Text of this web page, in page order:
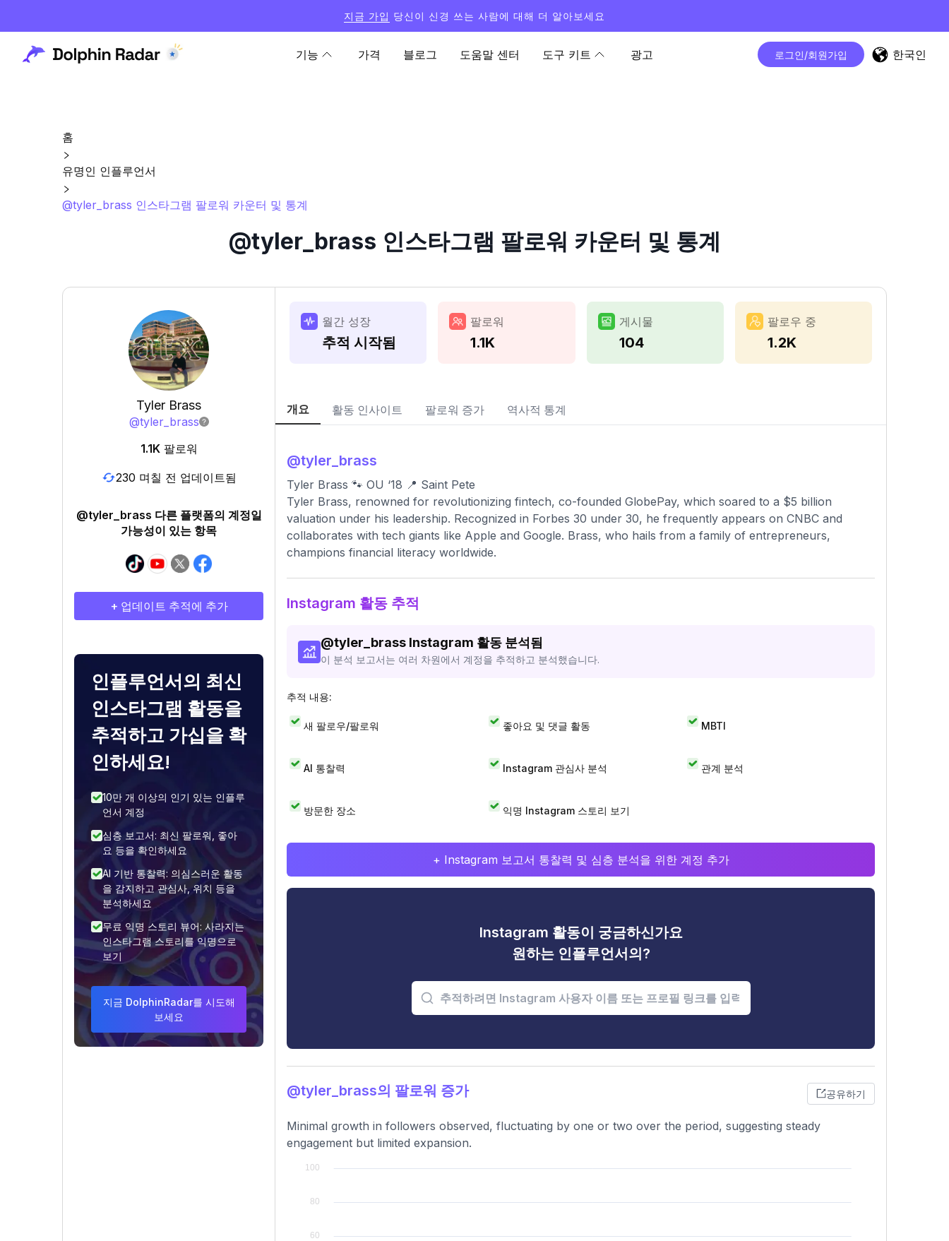
지금 가입 당신이 신경 쓰는 사람에 대해 더 알아보세요
기능 가격 블로그 도움말 센터 도구 키트 광고 로그인/회원가입 한국인
홈
유명인 인플루언서
@tyler_brass 인스타그램 팔로워 카운터 및 통계
@tyler_brass 인스타그램 팔로워 카운터 및 통계
Tyler Brass
@tyler_brass
1.1K 팔로워
230 며칠 전 업데이트됨
@tyler_brass 다른 플랫폼의 계정일
가능성이 있는 항목
+ 업데이트 추적에 추가
인플루언서의 최신
인스타그램 활동을
추적하고 가십을 확
인하세요!
10만 개 이상의 인기 있는 인플루
언서 계정
심층 보고서: 최신 팔로워, 좋아
요 등을 확인하세요
AI 기반 통찰력: 의심스러운 활동
을 감지하고 관심사, 위치 등을
분석하세요
무료 익명 스토리 뷰어: 사라지는
인스타그램 스토리를 익명으로
보기
지금 DolphinRadar를 시도해
보세요
월간 성장
추적 시작됨
팔로워
1.1K
게시물
104
팔로우 중
1.2K
개요 활동 인사이트 팔로워 증가 역사적 통계
@tyler_brass
Tyler Brass 🐾 OU ‘18 📍 Saint Pete
Tyler Brass, renowned for revolutionizing fintech, co-founded GlobePay, which soared to a $5 billion
valuation under his leadership. Recognized in Forbes 30 under 30, he frequently appears on CNBC and
collaborates with tech giants like Apple and Google. Brass, who hails from a family of entrepreneurs,
champions financial literacy worldwide.
Instagram 활동 추적
@tyler_brass Instagram 활동 분석됨
이 분석 보고서는 여러 차원에서 계정을 추적하고 분석했습니다.
추적 내용:
새 팔로우/팔로워 좋아요 및 댓글 활동 MBTI
AI 통찰력 Instagram 관심사 분석 관계 분석
방문한 장소 익명 Instagram 스토리 보기
+ Instagram 보고서 통찰력 및 심층 분석을 위한 계정 추가
Instagram 활동이 궁금하신가요
원하는 인플루언서의?
@tyler_brass의 팔로워 증가 공유하기
Minimal growth in followers observed, fluctuating by one or two over the period, suggesting steady
engagement but limited expansion.